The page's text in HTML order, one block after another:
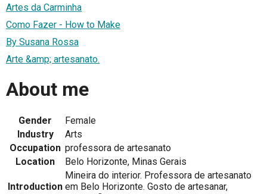
Artes da Carminha
Como Fazer - How to Make
By Susana Rossa
Arte &amp; artesanato.
About me
Gender
Female
Industry
Arts
Occupation professora de artesanato
Location
Belo Horizonte, Minas Gerais
Introduction
Mineira do interior. Professora de artesanato
em Belo Horizonte. Gosto de artesanar,